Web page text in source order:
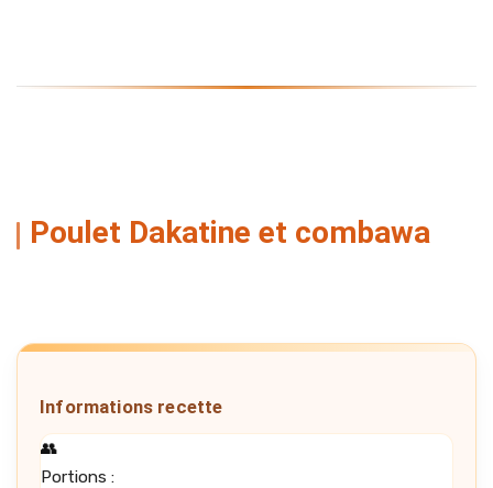
Poulet Dakatine et combawa
Informations recette
👥
Portions :